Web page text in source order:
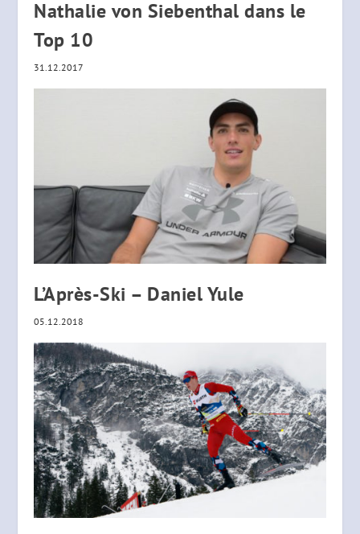
Nathalie von Siebenthal dans le
Top 10
31.12.2017
L’Après-Ski – Daniel Yule
05.12.2018